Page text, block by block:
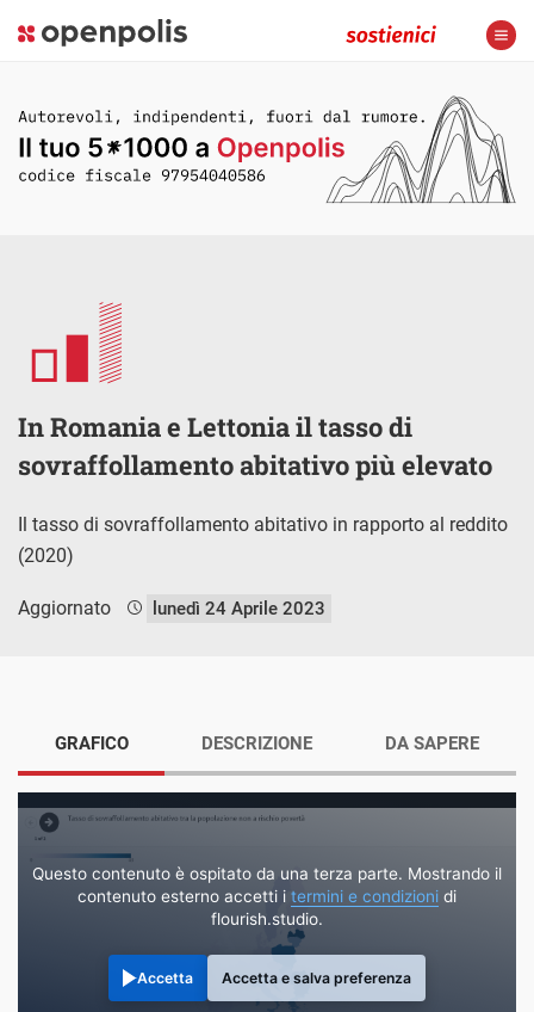
In Romania e Lettonia il tasso di
sovraffollamento abitativo più elevato
Il tasso di sovraffollamento abitativo in rapporto al reddito
(2020)
Aggiornato lunedì 24 Aprile 2023
GRAFICO
Questo contenuto è ospitato da una terza parte. Mostrando il
contenuto esterno accetti i termini e condizioni di
flourish.studio.
Accetta Accetta e salva preferenza
DESCRIZIONE DA SAPERE